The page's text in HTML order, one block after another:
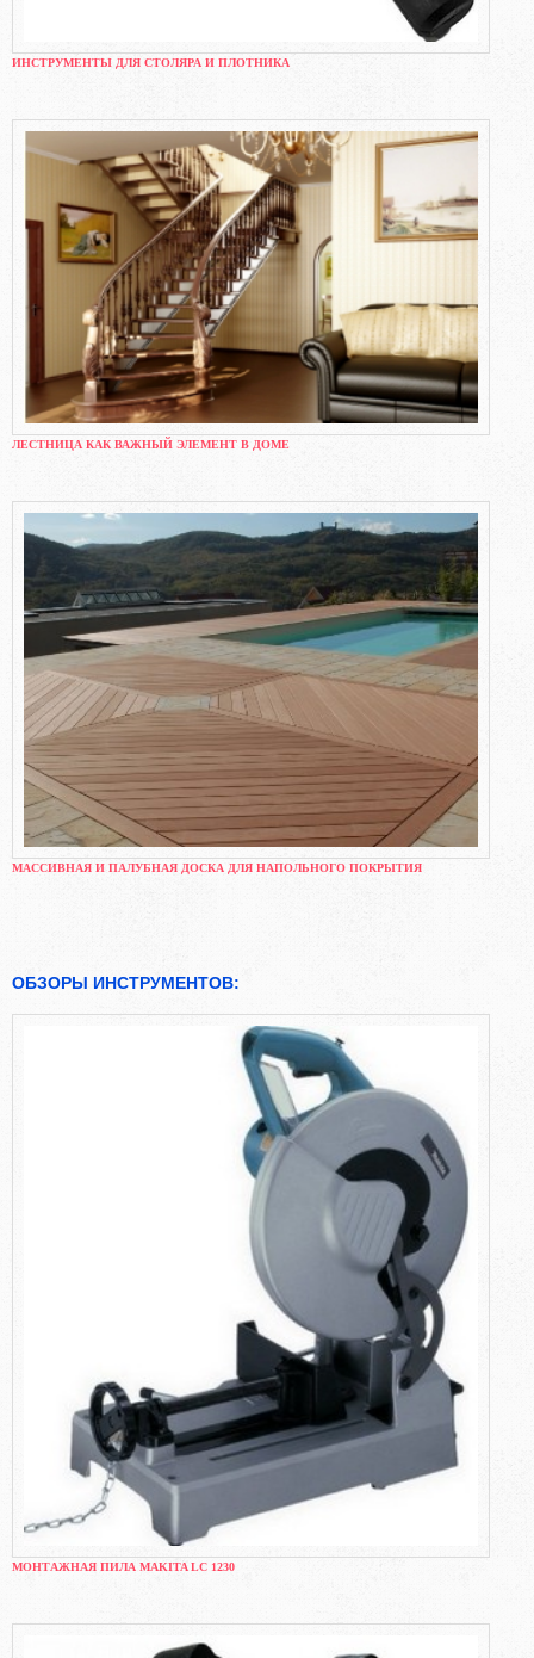
ИНСТРУМЕНТЫ ДЛЯ СТОЛЯРА И ПЛОТНИКА
ЛЕСТНИЦА КАК ВАЖНЫЙ ЭЛЕМЕНТ В ДОМЕ
МАССИВНАЯ И ПАЛУБНАЯ ДОСКА ДЛЯ НАПОЛЬНОГО ПОКРЫТИЯ
ОБЗОРЫ ИНСТРУМЕНТОВ:
МОНТАЖНАЯ ПИЛА MAKITA LC 1230